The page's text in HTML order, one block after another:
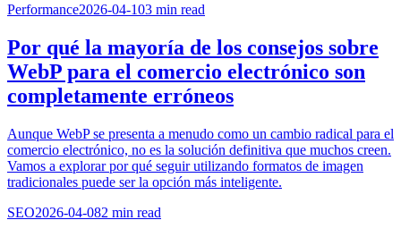
Performance2026-04-103 min read
Por qué la mayoría de los consejos sobre
WebP para el comercio electrónico son
completamente erróneos
Aunque WebP se presenta a menudo como un cambio radical para el
comercio electrónico, no es la solución definitiva que muchos creen.
Vamos a explorar por qué seguir utilizando formatos de imagen
tradicionales puede ser la opción más inteligente.
SEO2026-04-082 min read